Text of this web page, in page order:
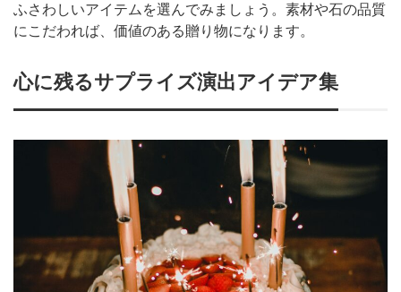
ふさわしいアイテムを選んでみましょう。素材や石の品質
にこだわれば、価値のある贈り物になります。
心に残るサプライズ演出アイデア集